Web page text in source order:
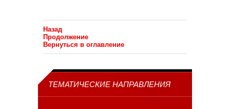
Назад
Продолжение
Вернуться в оглавление
ТЕМАТИЧЕСКИЕ НАПРАВЛЕНИЯ